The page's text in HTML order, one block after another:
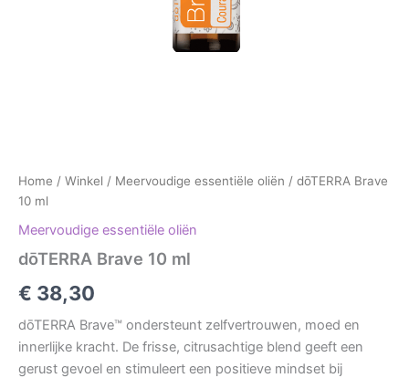
Home / Winkel / Meervoudige essentiële oliën / dōTERRA Brave
10 ml
Meervoudige essentiële oliën
dōTERRA Brave 10 ml
€ 38,30
dōTERRA Brave™ ondersteunt zelfvertrouwen, moed en
innerlijke kracht. De frisse, citrusachtige blend geeft een
gerust gevoel en stimuleert een positieve mindset bij